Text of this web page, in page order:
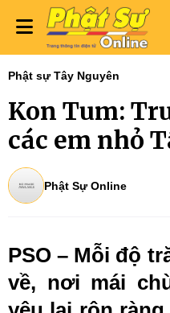
Phật sự Tây Nguyên
Kon Tum:
các em nhỏ
Phật Sự Online
PSO – Mỗi độ
về, nơi mái